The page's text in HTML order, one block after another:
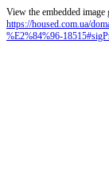
View the embedded image
https://housed.com.ua/
%E2%84%96-